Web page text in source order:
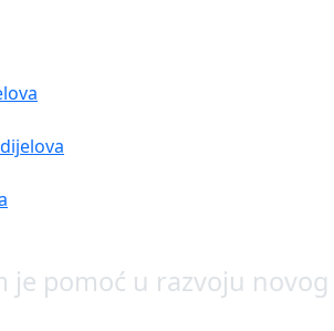
je pomoć u razvoju novog